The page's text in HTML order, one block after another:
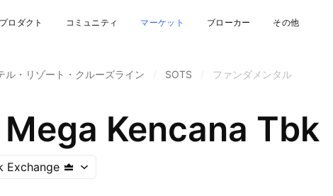
プロダクト コミュニティ マーケット ブローカー その他
ル・リゾート・クルーズライン SOTS ファンダメンタル
Kencana Tbk
Exchange